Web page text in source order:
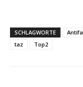
SCHLAGWORTE Antifa
taz
Top2